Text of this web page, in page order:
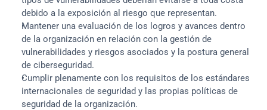
debido a la exposición al riesgo que representan.
Mantener una evaluación de los logros y avances dentro
de la organización en relación con la gestión de
vulnerabilidades y riesgos asociados y la postura general
de ciberseguridad.
Cumplir plenamente con los requisitos de los estándares
internacionales de seguridad y las propias políticas de
seguridad de la organización.